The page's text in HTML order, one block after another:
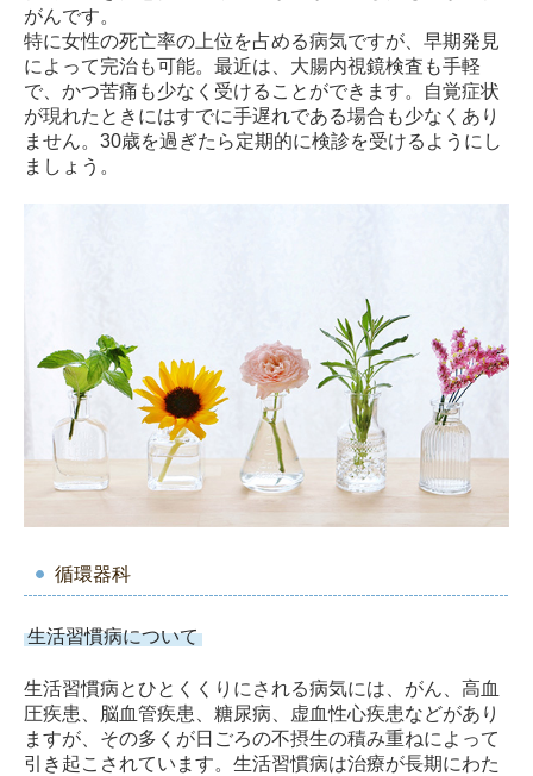
がんです。
特に女性の死亡率の上位を占める病気ですが、早期発見
によって完治も可能。最近は、大腸内視鏡検査も手軽
で、かつ苦痛も少なく受けることができます。自覚症状
が現れたときにはすでに手遅れである場合も少なくあり
ません。30歳を過ぎたら定期的に検診を受けるようにし
ましょう。
循環器科
生活習慣病について
生活習慣病とひとくくりにされる病気には、がん、高血
圧疾患、脳血管疾患、糖尿病、虚血性心疾患などがあり
ますが、その多くが日ごろの不摂生の積み重ねによって
引き起こされています。生活習慣病は治療が長期にわた